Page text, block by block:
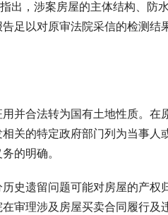
出，涉案房屋的主体结构、防
足以对原审法院采信的检测结
并合法转为国有土地性质。在
关的特定政府部门列为当事人
的明确。
史遗留问题可能对房屋的产权
审理涉及房屋买卖合同履行及